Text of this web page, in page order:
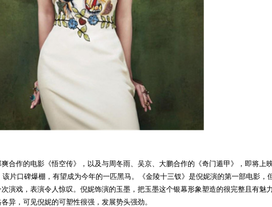
合作的电影《悟空传》，以及与周冬雨、吴京、大鹏合作的《奇门遁甲》，即将上
片口碑爆棚，有望成为今年的一匹黑马。《金陵十三钗》是倪妮演的第一部电影，
演戏，表演令人惊叹。倪妮饰演的玉墨，把玉墨这个银幕形象塑造的很完整且有魅
异，可见倪妮的可塑性很强，发展势头强劲。